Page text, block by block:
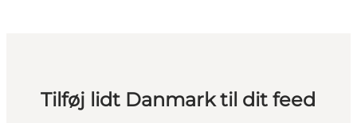
Tilføj lidt Danmark til dit feed